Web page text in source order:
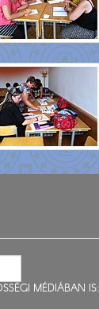
MÉDIÁBAN IS: